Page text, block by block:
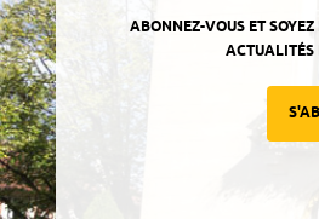
ABONNEZ-VOUS ET